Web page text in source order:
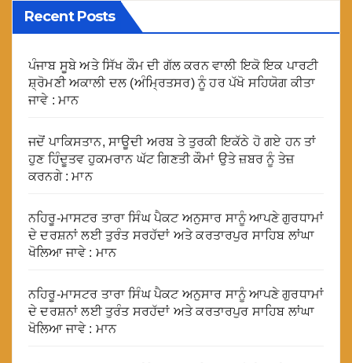
Recent Posts
ਪੰਜਾਬ ਸੂਬੇ ਅਤੇ ਸਿੱਖ ਕੌਮ ਦੀ ਗੱਲ ਕਰਨ ਵਾਲੀ ਇਕੋ ਇਕ ਪਾਰਟੀ
ਸ਼੍ਰੋਮਣੀ ਅਕਾਲੀ ਦਲ (ਅੰਮ੍ਰਿਤਸਰ) ਨੂੰ ਹਰ ਪੱਖੋ ਸਹਿਯੋਗ ਕੀਤਾ
ਜਾਵੇ : ਮਾਨ
ਜਦੋਂ ਪਾਕਿਸਤਾਨ, ਸਾਊਦੀ ਅਰਬ ਤੇ ਤੁਰਕੀ ਇਕੱਠੇ ਹੋ ਗਏ ਹਨ ਤਾਂ
ਹੁਣ ਹਿੰਦੂਤਵ ਹੁਕਮਰਾਨ ਘੱਟ ਗਿਣਤੀ ਕੌਮਾਂ ਉਤੇ ਜ਼ਬਰ ਨੂੰ ਤੇਜ਼
ਕਰਨਗੇ : ਮਾਨ
ਨਹਿਰੂ-ਮਾਸਟਰ ਤਾਰਾ ਸਿੰਘ ਪੈਕਟ ਅਨੁਸਾਰ ਸਾਨੂੰ ਆਪਣੇ ਗੁਰਧਾਮਾਂ
ਦੇ ਦਰਸ਼ਨਾਂ ਲਈ ਤੁਰੰਤ ਸਰਹੱਦਾਂ ਅਤੇ ਕਰਤਾਰਪੁਰ ਸਾਹਿਬ ਲਾਂਘਾ
ਖੋਲਿਆ ਜਾਵੇ : ਮਾਨ
ਨਹਿਰੂ-ਮਾਸਟਰ ਤਾਰਾ ਸਿੰਘ ਪੈਕਟ ਅਨੁਸਾਰ ਸਾਨੂੰ ਆਪਣੇ ਗੁਰਧਾਮਾਂ
ਦੇ ਦਰਸ਼ਨਾਂ ਲਈ ਤੁਰੰਤ ਸਰਹੱਦਾਂ ਅਤੇ ਕਰਤਾਰਪੁਰ ਸਾਹਿਬ ਲਾਂਘਾ
ਖੋਲਿਆ ਜਾਵੇ : ਮਾਨ